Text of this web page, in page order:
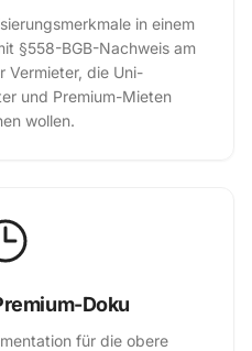
in einem
§558-BGB-Nachweis am
Vermieter, die Uni-
und Premium-Mieten
wollen.
Doku
für die obere